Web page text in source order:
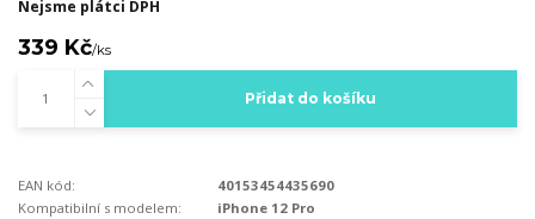
Nejsme plátci DPH
339 Kč/ks
Přidat do košíku
EAN kód:
40153454435690
Kompatibilní s modelem:
iPhone 12 Pro